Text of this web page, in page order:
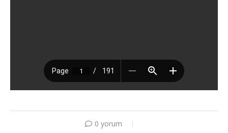
0 yorum